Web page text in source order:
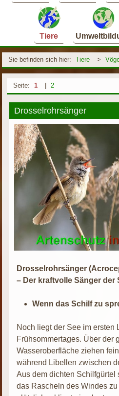
Tiere
Sie befinden sich hier: Tiere >
Seite: 1 | 2
Drosselrohrsänger
Drosselrohrsänger
– Der kraftvolle Sänger der
Wenn das Schilf zu
Noch liegt der See im ersten
Frühsommertages. Über der
Wasseroberfläche ziehen
während Libellen zwischen
Aus dem dichten Schilfgürtel
das Rascheln des Windes